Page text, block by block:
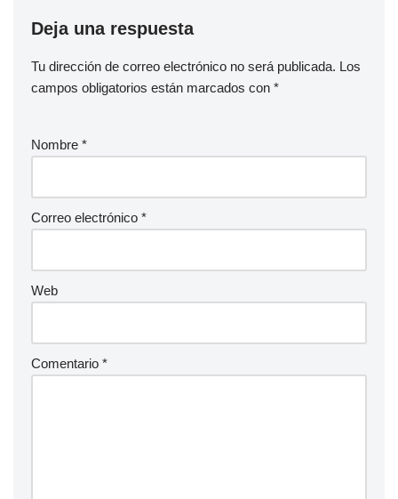
Deja una respuesta
Tu dirección de correo electrónico no será publicada. Los
campos obligatorios están marcados con *
Nombre *
Correo electrónico *
Web
Comentario *